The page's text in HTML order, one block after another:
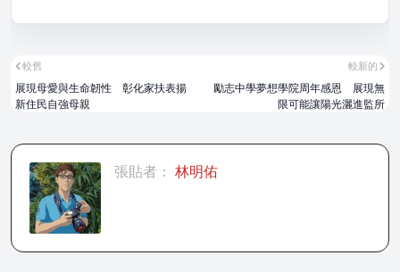
較新的
勵志中學夢想學院周年感恩 展現無
限可能讓陽光灑進監所
較舊
展現母愛與生命韌性 彰化家扶表揚
新住民自強母親
張貼者： 林明佑